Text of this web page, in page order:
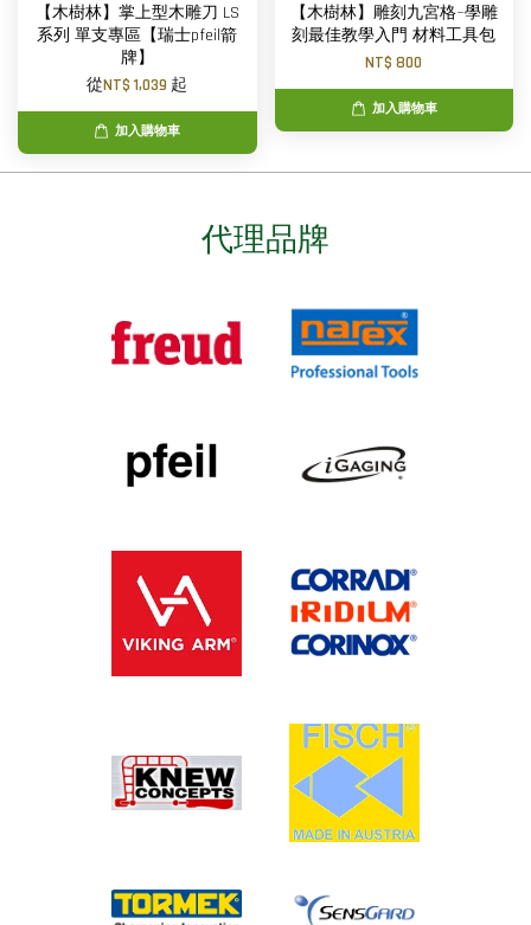
【木樹林】掌上型木雕刀 LS
系列 單支專區【瑞士pfeil箭
牌】
從NT$ 1,039 起
加入購物車
【木樹林】雕刻九宮格~學雕
刻最佳教學入門 材料工具包
NT$ 800
加入購物車
代理品牌